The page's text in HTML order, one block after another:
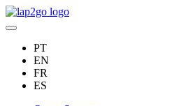
PT
EN
FR
ES